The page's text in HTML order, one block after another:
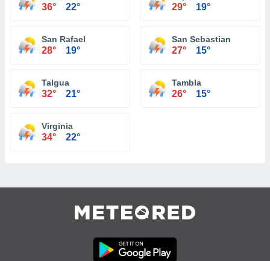
36° 22° 29° 19°
San Rafael
28° 19°
San Sebastian
27° 15°
Talgua
32° 21°
Tambla
26° 15°
Virginia
34° 22°